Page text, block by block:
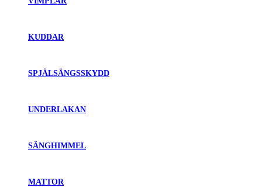
KUDDAR
SPJÄLSÄNGSSKYDD
UNDERLAKAN
SÄNGHIMMEL
MATTOR